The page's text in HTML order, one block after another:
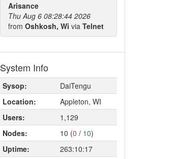
Arisance
Thu Aug 6 08:28:44 2026
from Oshkosh, Wi via Telnet
System Info
Sysop:
DaiTengu
Location:
Appleton, WI
Users:
1,129
Nodes:
10 (0 / 10)
Uptime:
263:10:17